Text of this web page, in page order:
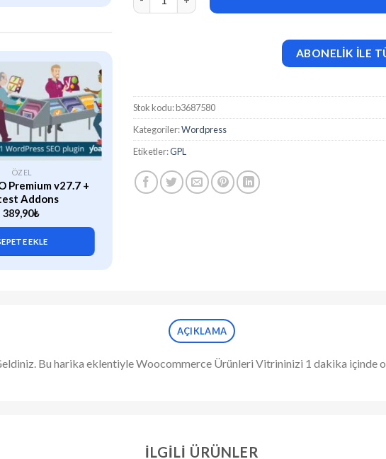
ÖZEL
Premium v27.7 +
Addons
389,90₺
EKLE
ÖZEL
WP Rocket (v3.21.2) Caching
ABONELİK İLE
Stok kodu:b3687580
Kategoriler:Wordpress
Etiketler:GPL
AÇIKLAMA
Bu harika eklentiyle Woocommerce Ürünleri Vitrininizi 1 dakika içinde
İLGILI ÜRÜNLER